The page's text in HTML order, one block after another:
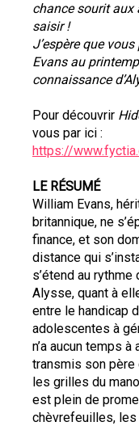
chance sourit aux
saisir !
J’espère que
Evans au
connaissance
Pour découvrir
https://
LE RÉSUMÉ
William Evans,
britannique, ne
finance, et son
distance qui
s’étend au
Alysse, quant à
entre le handicap
adolescentes à
n’a aucun temps
transmis son père
les grilles du
est plein de
chèvrefeuilles,